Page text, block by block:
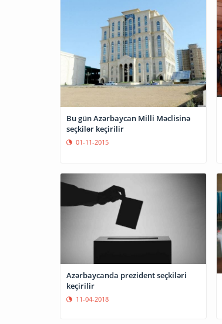
Bu gün Azərbaycan Milli Məclisinə
seçkilər keçirilir
01-11-2015
Azərbaycanda prezident seçkiləri
keçirilir
11-04-2018